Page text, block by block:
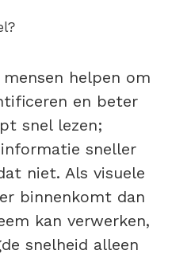
mensen helpen om
en beter
snel lezen;
sneller
niet. Als visuele
binnenkomt dan
kan verwerken,
snelheid alleen